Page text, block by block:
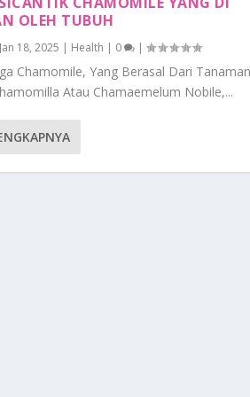
OLEH TUBUH
Jan 18, 2025 | Health | 0 |
Chamomile, Yang Berasal Dari
Atau Chamaemelum Nobile,...